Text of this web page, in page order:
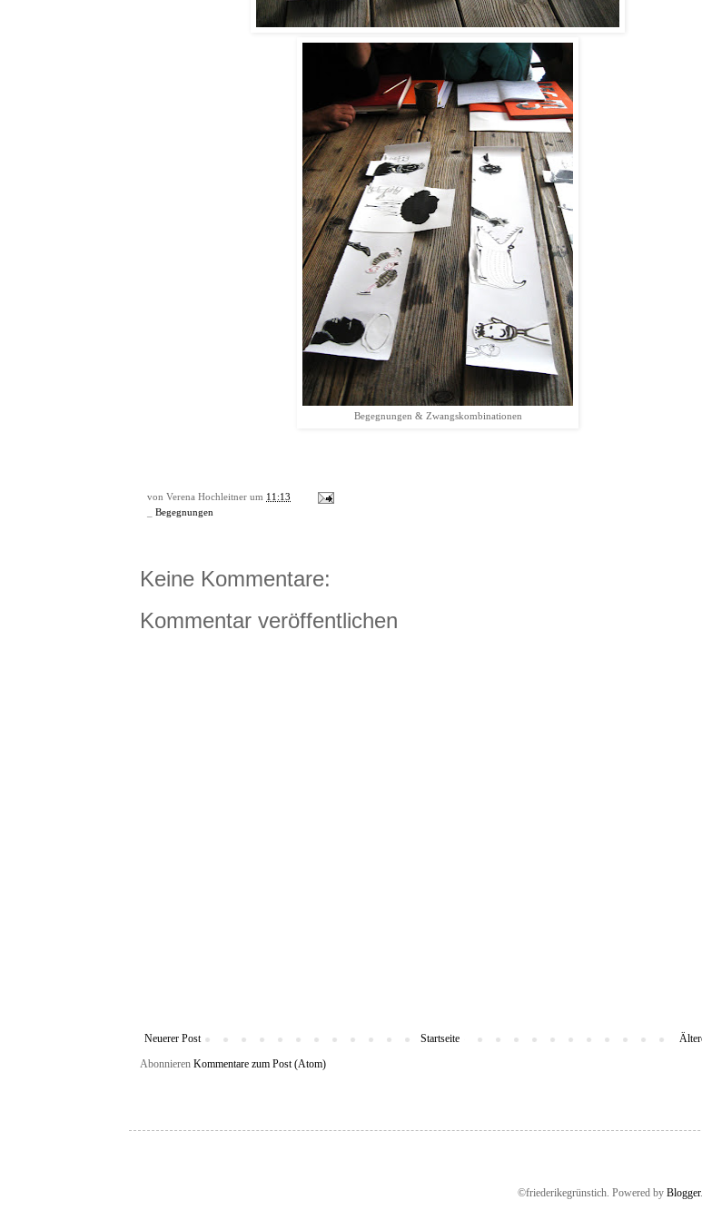
Begegnungen & Zwangskombinationen
von Verena Hochleitner um 11:13
Begegnungen
Keine Kommentare:
Kommentar veröffentlichen
Neuerer Post
Startseite
Abonnieren Kommentare zum Post (Atom)
©friederikegrünstich. Powered by Blogger.